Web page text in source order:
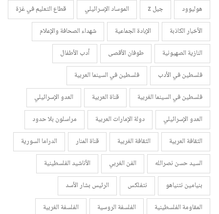
هوليوود
جيل z الموساد الإسرائيلي
قطاع التعليم في غزة
الأخبار الكاذبة
الإبادة الجماعية
شهداء الصحافة والإعلام
النازية الصهيونية
طوفان الأقصى
أدب الأطفال
فلسطين في الأدب
فلسطين في السينما العربية
فلسطين في السينما الغربية
قناة العربية
العدو الإسرائيلي
العدو الإسرائيلي
دولة الإمارات العربية
مراسلون بلا حدود
الثقافة العربية
الثقافة الغربية قناة المنار
الدراما السورية
السيد حسن نصرالله
الفن الغربي
الأناشيد الفلسطينية
بنيامين نتنياهو
نتفلكس
الرئيس بشار الأسد
المقاومة الفلسطينية
الفلسفة الروسية
الفلسفة الغربية